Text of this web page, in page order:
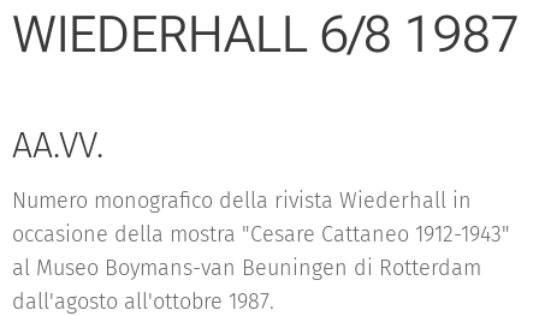
WIEDERHALL 6/8 1987
AA.VV.
Numero monografico della rivista Wiederhall in
occasione della mostra "Cesare Cattaneo 1912-1943"
al Museo Boymans-van Beuningen di Rotterdam
dall'agosto all'ottobre 1987.